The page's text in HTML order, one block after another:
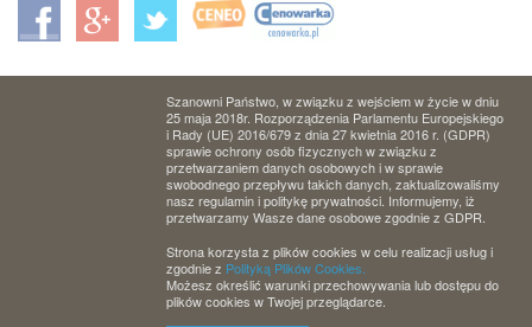
Szanowni Państwo, w związku z wejściem w życie w dniu
25 maja 2018r. Rozporządzenia Parlamentu Europejskiego
i Rady (UE) 2016/679 z dnia 27 kwietnia 2016 r. (GDPR)
sprawie ochrony osób fizycznych w związku z
przetwarzaniem danych osobowych i w sprawie
swobodnego przepływu takich danych, zaktualizowaliśmy
nasz regulamin i politykę prywatności. Informujemy, iż
przetwarzamy Wasze dane osobowe zgodnie z GDPR.
Strona korzysta z plików cookies w celu realizacji usług i
zgodnie z Polityką Plików Cookies.
Możesz określić warunki przechowywania lub dostępu do
plików cookies w Twojej przeglądarce.